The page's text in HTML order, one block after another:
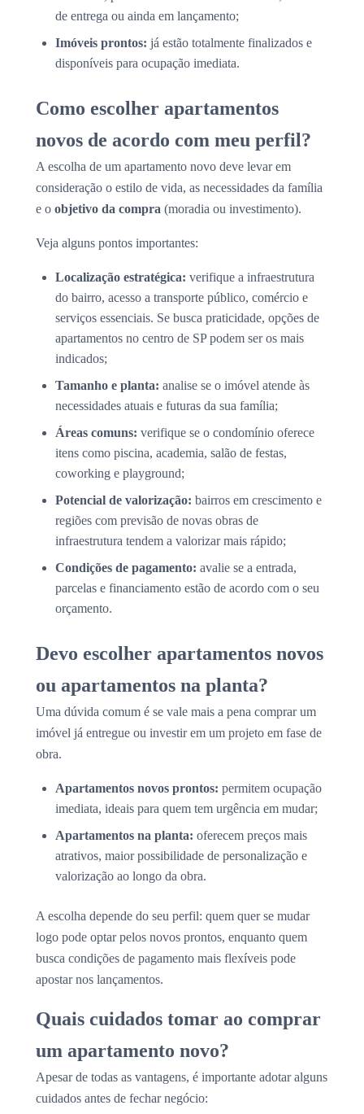
de entrega ou ainda em lançamento;
Imóveis prontos: já estão totalmente finalizados e
disponíveis para ocupação imediata.
Como escolher apartamentos
novos de acordo com meu perfil?
A escolha de um apartamento novo deve levar em
consideração o estilo de vida, as necessidades da família
e o objetivo da compra (moradia ou investimento).
Veja alguns pontos importantes:
Localização estratégica: verifique a infraestrutura
do bairro, acesso a transporte público, comércio e
serviços essenciais. Se busca praticidade, opções de
apartamentos no centro de SP podem ser os mais
indicados;
Tamanho e planta: analise se o imóvel atende às
necessidades atuais e futuras da sua família;
Áreas comuns: verifique se o condomínio oferece
itens como piscina, academia, salão de festas,
coworking e playground;
Potencial de valorização: bairros em crescimento e
regiões com previsão de novas obras de
infraestrutura tendem a valorizar mais rápido;
Condições de pagamento: avalie se a entrada,
parcelas e financiamento estão de acordo com o seu
orçamento.
Devo escolher apartamentos novos
ou apartamentos na planta?
Uma dúvida comum é se vale mais a pena comprar um
imóvel já entregue ou investir em um projeto em fase de
obra.
Apartamentos novos prontos: permitem ocupação
imediata, ideais para quem tem urgência em mudar;
Apartamentos na planta: oferecem preços mais
atrativos, maior possibilidade de personalização e
valorização ao longo da obra.
A escolha depende do seu perfil: quem quer se mudar
logo pode optar pelos novos prontos, enquanto quem
busca condições de pagamento mais flexíveis pode
apostar nos lançamentos.
Quais cuidados tomar ao comprar
um apartamento novo?
Apesar de todas as vantagens, é importante adotar alguns
cuidados antes de fechar negócio: